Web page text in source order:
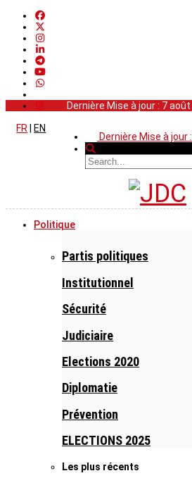
Dernière Mise à jour
Dernière Mise à jour : 7
FR
EN
Politique
Partis politiques
Institutionnel
Sécurité
Judiciaire
Elections 2020
Diplomatie
Prévention
ELECTIONS 2025
Les plus récents